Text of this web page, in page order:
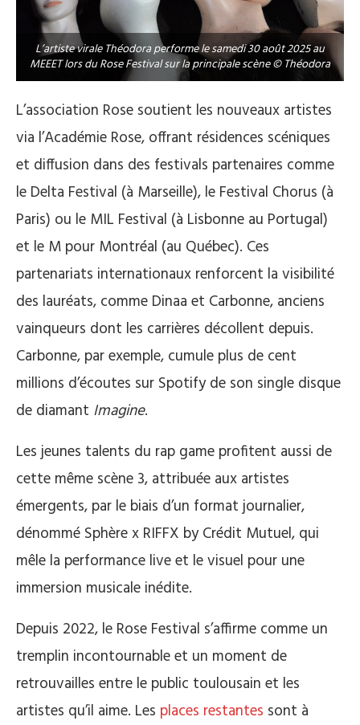
L’artiste virale Théodora performe le samedi 30 août 2025 au
MEEET lors du Rose Festival sur la principale scène © Théodora
L’association Rose soutient les nouveaux artistes
via l’Académie Rose, offrant résidences scéniques
et diffusion dans des festivals partenaires comme
le Delta Festival (à Marseille), le Festival Chorus (à
Paris) ou le MIL Festival (à Lisbonne au Portugal)
et le M pour Montréal (au Québec). Ces
partenariats internationaux renforcent la visibilité
des lauréats, comme Dinaa et Carbonne, anciens
vainqueurs dont les carrières décollent depuis.
Carbonne, par exemple, cumule plus de cent
millions d’écoutes sur Spotify de son single disque
de diamant Imagine.
Les jeunes talents du rap game profitent aussi de
cette même scène 3, attribuée aux artistes
émergents, par le biais d’un format journalier,
dénommé Sphère x RIFFX by Crédit Mutuel, qui
mêle la performance live et le visuel pour une
immersion musicale inédite.
Depuis 2022, le Rose Festival s’affirme comme un
tremplin incontournable et un moment de
retrouvailles entre le public toulousain et les
artistes qu’il aime. Les places restantes sont à